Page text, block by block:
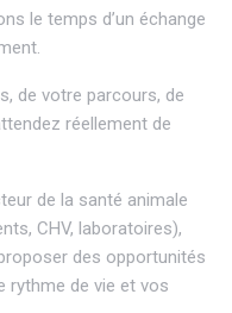
le temps d’un échange
de votre parcours, de
réellement de
de la santé animale
CHV, laboratoires),
des opportunités
rythme de vie et vos